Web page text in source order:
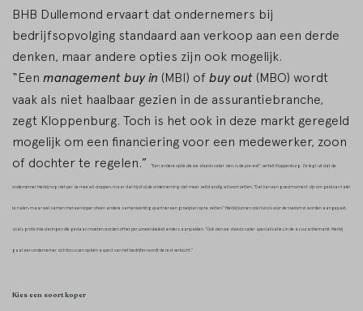
BHB Dullemond ervaart dat ondernemers bij
bedrijfsopvolging standaard aan verkoop aan een derde
denken, maar andere opties zijn ook mogelijk.
“Een management buy in (MBI) of buy out (MBO) wordt
vaak als niet haalbaar gezien in de assurantiebranche,
zegt Kloppenburg. Toch is het ook in deze markt geregeld
mogelijk om een financiering voor een medewerker, zoon
of dochter te regelen.”
“Een andere optie die we steeds vaker zien, is de pre-exit”, vertelt Kloppenburg. Ze legt uit dat de
ondernemer hierbij nog niet per se mee wil stoppen, maar dat hij of zij de onderneming niet meer zelfstandig wil voortzetten. “Dat kan een goed moment zijn om geld van tafel
te halen, maar wel samen met een koper of een andere samenwerkingspartner een groeiplan op te zetten.” Hierbij kunnen ook risico’s voor de toekomst worden aangepakt,
zoals grote investeringen die gedaan moeten worden of het personeelsbeleid anders aanpakken. “Ook zien we steeds vaker specialisaties in de assurantiemarkt. Hierbij
gaat een ondernemer zich focussen op één aspect van het bedrijf en wordt de rest verkocht.”
Kies een soort koper